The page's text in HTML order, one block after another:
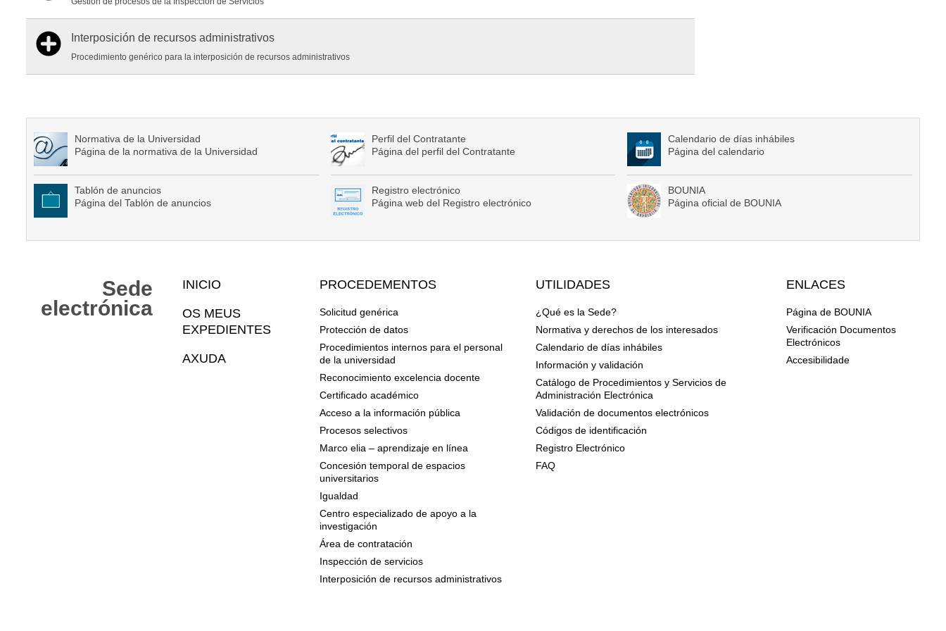
Interposición de recursos administrativos
Procedimiento genérico para la interposición de recursos administrativos
Normativa de la Universidad
Página de la normativa de la Universidad
Perfil del Contratante
Página del perfil del Contratante
Calendario de días inhábiles
Página del calendario
Tablón de anuncios
Página del Tablón de anuncios
Registro electrónico
Página web del Registro electrónico
BOUNIA
Página oficial de BOUNIA
Web
Sede
electrónica
INICIO
OS MEUS
EXPEDIENTES
AXUDA
PROCEDEMENTOS
Solicitud genérica
Protección de datos
Procedimientos internos para el personal
de la universidad
Reconocimiento excelencia docente
Certificado académico
Acceso a la información pública
Procesos selectivos
Marco elia – aprendizaje en línea
Concesión temporal de espacios
universitarios
Igualdad
Centro especializado de apoyo a la
investigación
Área de contratación
Inspección de servicios
Interposición de recursos administrativos
UTILIDADES
¿Qué es la Sede?
Normativa y derechos de los interesados
Calendario de días inhábiles
Información y validación
Catálogo de Procedimientos y Servicios de
Administración Electrónica
Validación de documentos electrónicos
Códigos de identificación
Registro Electrónico
FAQ
ENLACES
Página de BOUNIA
Verificación Documentos
Electrónicos
Accesibilidade